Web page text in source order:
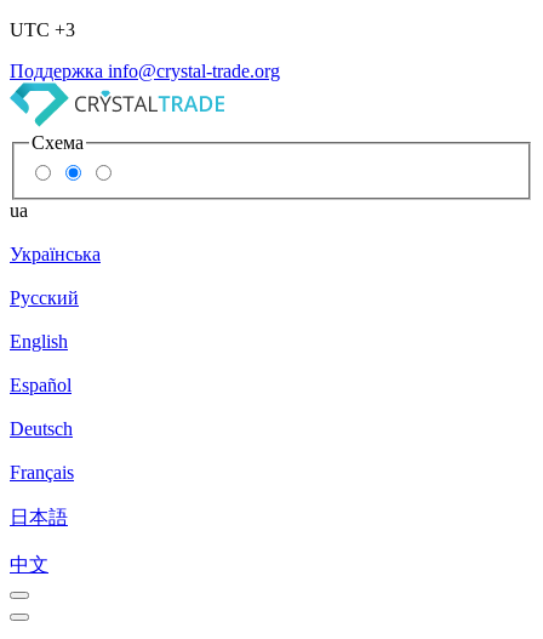
UTC +3
Поддержка info@crystal-trade.org
Схема
ua
Українська
Русский
English
Español
Deutsch
Français
日本語
中文